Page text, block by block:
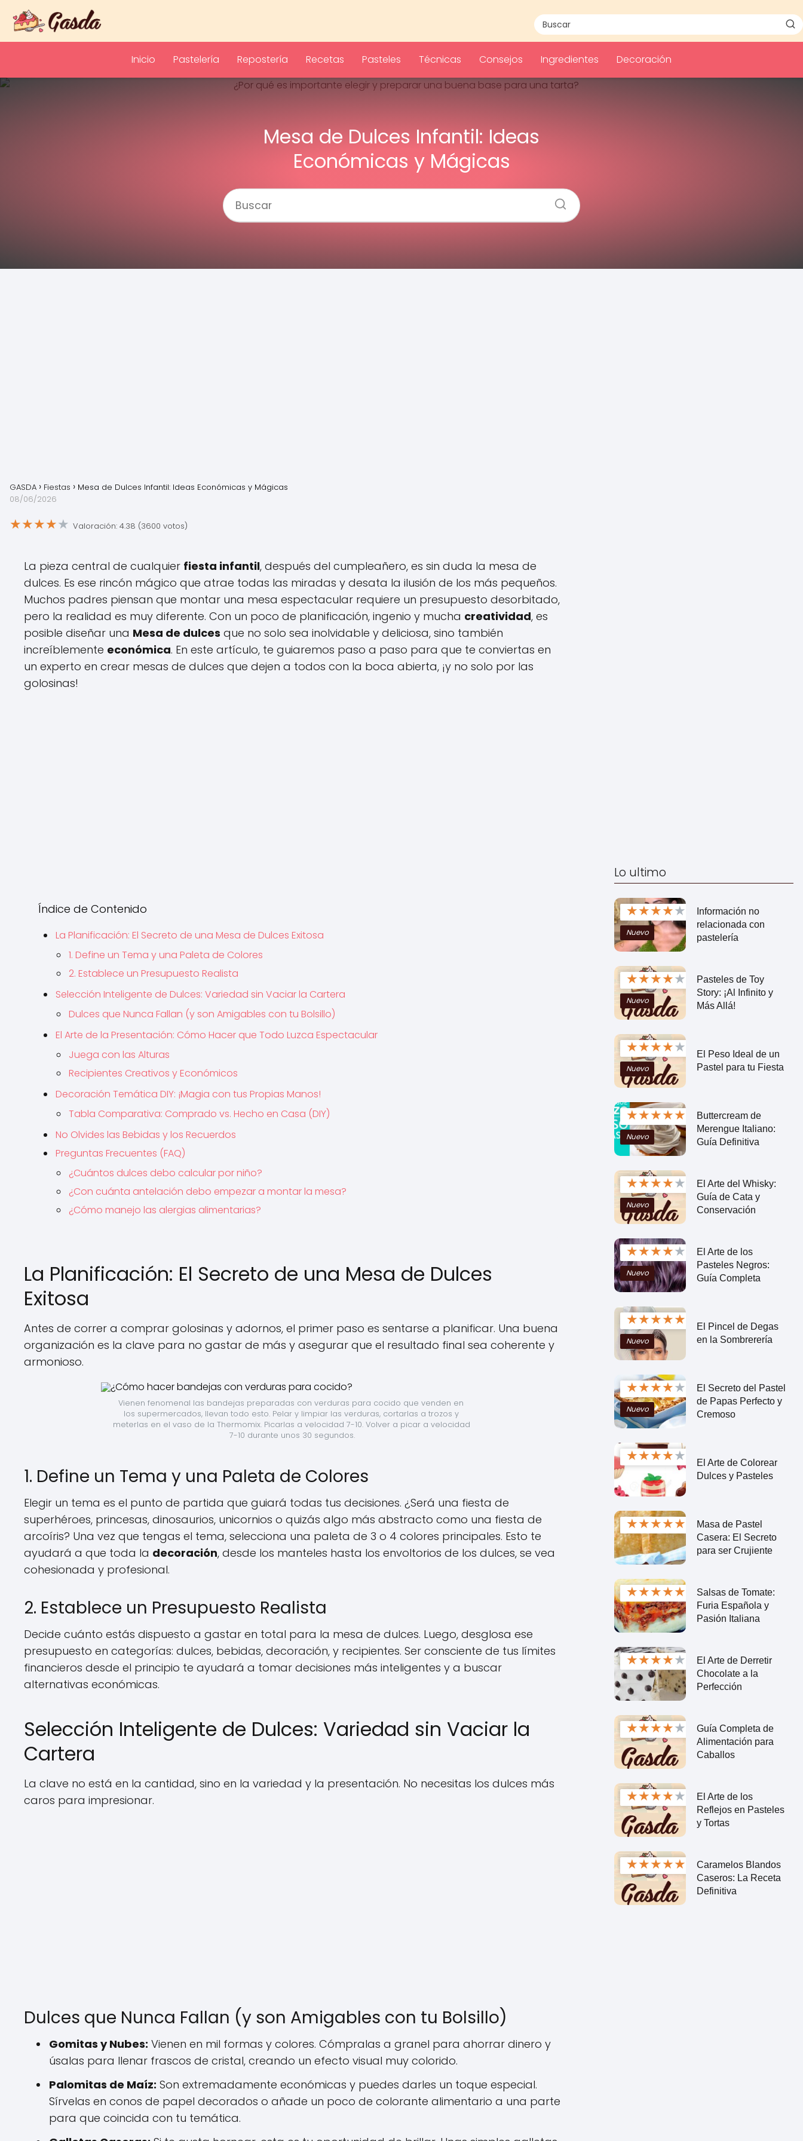
Inicio Pastelería Repostería Recetas Pasteles Técnicas Consejos Ingredientes Decoración
Mesa de Dulces Infantil: Ideas
Económicas y Mágicas
GASDA Fiestas
Mesa de Dulces Infantil: Ideas Económicas y Mágicas
08/06/2026
★★★★★ Valoración: 4.38 (3600 votos)
La pieza central de cualquier fiesta infantil, después del cumpleañero, es sin duda la mesa de
dulces. Es ese rincón mágico que atrae todas las miradas y desata la ilusión de los más pequeños.
Muchos padres piensan que montar una mesa espectacular requiere un presupuesto desorbitado,
pero la realidad es muy diferente. Con un poco de planificación, ingenio y mucha creatividad, es
posible diseñar una Mesa de dulces que no solo sea inolvidable y deliciosa, sino también
increíblemente económica. En este artículo, te guiaremos paso a paso para que te conviertas en
un experto en crear mesas de dulces que dejen a todos con la boca abierta, ¡y no solo por las
golosinas!
Índice de Contenido
La Planificación: El Secreto de una Mesa de Dulces Exitosa
1. Define un Tema y una Paleta de Colores
2. Establece un Presupuesto Realista
Selección Inteligente de Dulces: Variedad sin Vaciar la Cartera
Dulces que Nunca Fallan (y son Amigables con tu Bolsillo)
El Arte de la Presentación: Cómo Hacer que Todo Luzca Espectacular
Juega con las Alturas
Recipientes Creativos y Económicos
Decoración Temática DIY: ¡Magia con tus Propias Manos!
Tabla Comparativa: Comprado vs. Hecho en Casa (DIY)
No Olvides las Bebidas y los Recuerdos
Preguntas Frecuentes (FAQ)
¿Cuántos dulces debo calcular por niño?
¿Con cuánta antelación debo empezar a montar la mesa?
¿Cómo manejo las alergias alimentarias?
La Planificación: El Secreto de una Mesa de Dulces
Exitosa
Antes de correr a comprar golosinas y adornos, el primer paso es sentarse a planificar. Una buena
organización es la clave para no gastar de más y asegurar que el resultado final sea coherente y
armonioso.
Vienen fenomenal las bandejas preparadas con verduras para cocido que venden en
los supermercados, llevan todo esto. Pelar y limpiar las verduras, cortarlas a trozos y
meterlas en el vaso de la Thermomix. Picarlas a velocidad 7-10. Volver a picar a velocidad
7-10 durante unos 30 segundos.
1. Define un Tema y una Paleta de Colores
Elegir un tema es el punto de partida que guiará todas tus decisiones. ¿Será una fiesta de
superhéroes, princesas, dinosaurios, unicornios o quizás algo más abstracto como una fiesta de
arcoíris? Una vez que tengas el tema, selecciona una paleta de 3 o 4 colores principales. Esto te
ayudará a que toda la decoración, desde los manteles hasta los envoltorios de los dulces, se vea
cohesionada y profesional.
2. Establece un Presupuesto Realista
Decide cuánto estás dispuesto a gastar en total para la mesa de dulces. Luego, desglosa ese
presupuesto en categorías: dulces, bebidas, decoración, y recipientes. Ser consciente de tus límites
financieros desde el principio te ayudará a tomar decisiones más inteligentes y a buscar
alternativas económicas.
Selección Inteligente de Dulces: Variedad sin Vaciar la
Cartera
La clave no está en la cantidad, sino en la variedad y la presentación. No necesitas los dulces más
caros para impresionar.
Dulces que Nunca Fallan (y son Amigables con tu Bolsillo)
Gomitas y Nubes: Vienen en mil formas y colores. Cómpralas a granel para ahorrar dinero y
úsalas para llenar frascos de cristal, creando un efecto visual muy colorido.
Palomitas de Maíz: Son extremadamente económicas y puedes darles un toque especial.
Sírvelas en conos de papel decorados o añade un poco de colorante alimentario a una parte
para que coincida con tu temática.
Lo ultimo
★★★★★
Nuevo
Información no
relacionada con
pastelería
★★★★★
Nuevo
Pasteles de Toy
Story: ¡Al Infinito y
Más Allá!
★★★★★
Nuevo
El Peso Ideal de un
Pastel para tu Fiesta
★★★★★
Nuevo
Buttercream de
Merengue Italiano:
Guía Definitiva
★★★★★
Nuevo
El Arte del Whisky:
Guía de Cata y
Conservación
★★★★★
Nuevo
El Arte de los
Pasteles Negros:
Guía Completa
★★★★★
Nuevo
El Pincel de Degas
en la Sombrerería
★★★★★
Nuevo
El Secreto del Pastel
de Papas Perfecto y
Cremoso
★★★★★
El Arte de Colorear
Dulces y Pasteles
★★★★★
Masa de Pastel
Casera: El Secreto
para ser Crujiente
★★★★★
Salsas de Tomate:
Furia Española y
Pasión Italiana
★★★★★
El Arte de Derretir
Chocolate a la
Perfección
★★★★★
Guía Completa de
Alimentación para
Caballos
★★★★★
El Arte de los
Reflejos en Pasteles
y Tortas
★★★★★
Caramelos Blandos
Caseros: La Receta
Definitiva